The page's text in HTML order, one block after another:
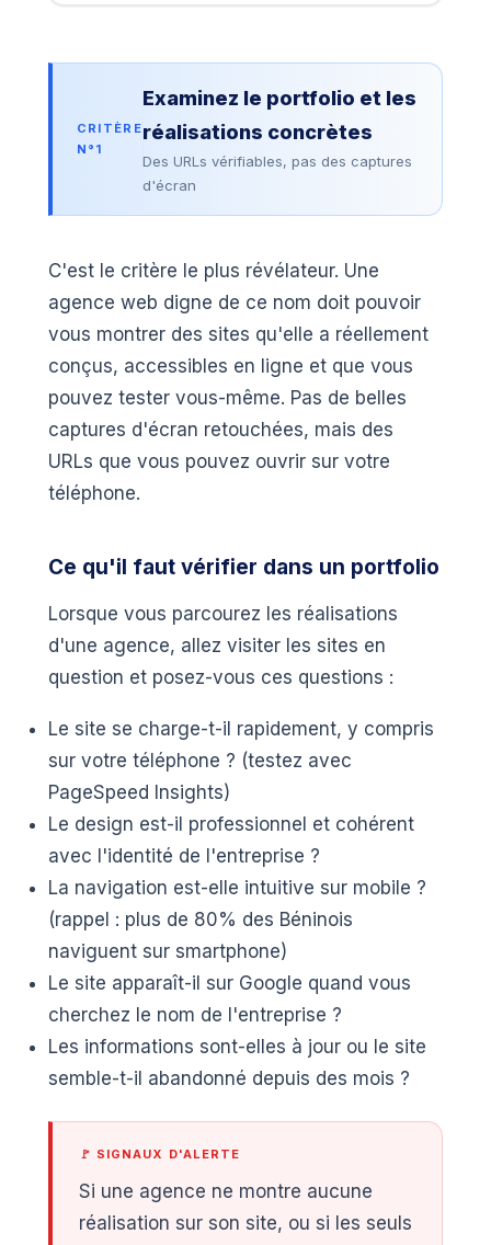
CRITÈRE
N°1
Examinez le portfolio et les
réalisations concrètes
Des URLs vérifiables, pas des captures
d'écran
C'est le critère le plus révélateur. Une
agence web digne de ce nom doit pouvoir
vous montrer des sites qu'elle a réellement
conçus, accessibles en ligne et que vous
pouvez tester vous-même. Pas de belles
captures d'écran retouchées, mais des
URLs que vous pouvez ouvrir sur votre
téléphone.
Ce qu'il faut vérifier dans un portfolio
Lorsque vous parcourez les réalisations
d'une agence, allez visiter les sites en
question et posez-vous ces questions :
Le site se charge-t-il rapidement, y compris
sur votre téléphone ? (testez avec
PageSpeed Insights)
Le design est-il professionnel et cohérent
avec l'identité de l'entreprise ?
La navigation est-elle intuitive sur mobile ?
(rappel : plus de 80% des Béninois
naviguent sur smartphone)
Le site apparaît-il sur Google quand vous
cherchez le nom de l'entreprise ?
Les informations sont-elles à jour ou le site
semble-t-il abandonné depuis des mois ?
🚩 SIGNAUX D'ALERTE
Si une agence ne montre aucune
réalisation sur son site, ou si les seuls